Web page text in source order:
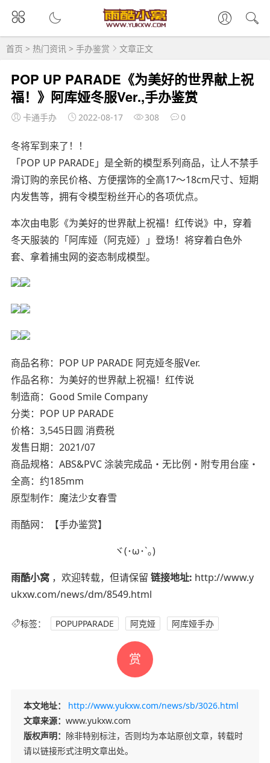
首页 > 热门资讯 > 手办鉴赏 文章正文
POP UP PARADE《为美好的世界献上祝
福！》阿库娅冬服Ver.,手办鉴赏
卡通手办 2022-08-17 308 0
冬将军到来了！！
「POP UP PARADE」是全新的模型系列商品，让人不禁手
滑订购的亲民价格、方便摆饰的全高17～18cm尺寸、短期
内发售等，拥有令模型粉丝开心的各项优点。
本次由电影《为美好的世界献上祝福！红传说》中，穿着
冬天服装的「阿库娅（阿克娅）」登场！将穿着白色外
套、拿着捕虫网的姿态制成模型。
商品名称：POP UP PARADE 阿克娅冬服Ver.
作品名称：为美好的世界献上祝福！红传说
制造商：Good Smile Company
分类：POP UP PARADE
价格：3,545日圆 消费税
发售日期：2021/07
商品规格：ABS&PVC 涂装完成品・无比例・附专用台座・
全高：约185mm
原型制作：魔法少女春雪
雨酷网：【手办鉴赏】
ヾ(･ω･`｡)
雨酷小窝 ，欢迎转载，但请保留 链接地址: http://www.y
ukxw.com/news/dm/8549.html
标签： POPUPPARADE 阿克娅 阿库娅手办
赏
本文地址：
http://www.yukxw.com/news/sb/3026.html
文章来源： www.yukxw.com
版权声明： 除非特别标注，否则均为本站原创文章，转载时
请以链接形式注明文章出处。